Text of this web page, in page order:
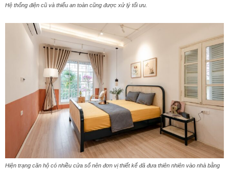
Hệ thống điện cũ và thiếu an toàn cũng được xử lý tối ưu.
Hiện trạng căn hộ có nhiều cửa sổ nên đơn vị thiết kế đã đưa thiên nhiên vào nhà bằng